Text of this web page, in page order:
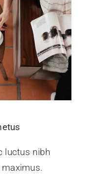
luctus nibh